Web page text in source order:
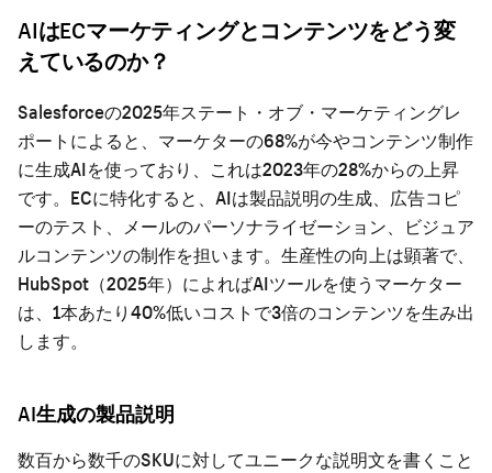
AIはECマーケティングとコンテンツをどう変
えているのか？
Salesforceの2025年ステート・オブ・マーケティングレ
ポートによると、マーケターの68%が今やコンテンツ制作
に生成AIを使っており、これは2023年の28%からの上昇
です。ECに特化すると、AIは製品説明の生成、広告コピ
ーのテスト、メールのパーソナライゼーション、ビジュア
ルコンテンツの制作を担います。生産性の向上は顕著で、
HubSpot（2025年）によればAIツールを使うマーケター
は、1本あたり40%低いコストで3倍のコンテンツを生み出
します。
AI生成の製品説明
数百から数千のSKUに対してユニークな説明文を書くこと